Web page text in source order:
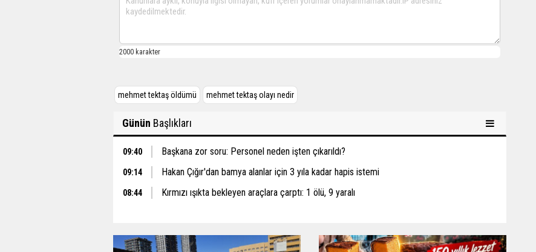
mehmet tektaş öldümü mehmet tektaş olayı nedir
Günün Başlıkları
09:40 Başkana zor soru: Personel neden işten çıkarıldı?
09:14 Hakan Çığır'dan bamya alanlar için 3 yıla kadar hapis istemi
08:44 Kırmızı ışıkta bekleyen araçlara çarptı: 1 ölü, 9 yaralı